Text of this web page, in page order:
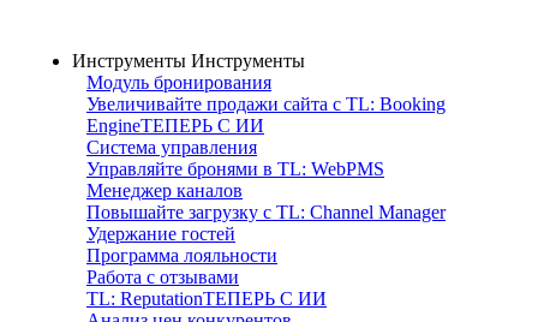
Инструменты Инструменты
Модуль бронирования
Увеличивайте продажи сайта с TL: Booking
EngineТЕПЕРЬ С ИИ
Система управления
Управляйте бронями в TL: WebPMS
Менеджер каналов
Повышайте загрузку с TL: Channel Manager
Удержание гостей
Программа лояльности
Работа с отзывами
TL: ReputationТЕПЕРЬ С ИИ